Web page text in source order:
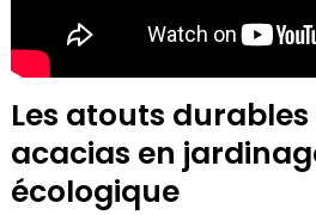
Les atouts durables
acacias en
écologique